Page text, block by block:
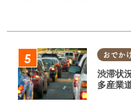
おでか
渋滞状
多産業